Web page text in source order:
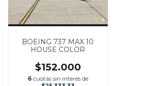
BOEING 737 MAX 10
HOUSE COLOR
$152.000
6 cuotas sin interés de